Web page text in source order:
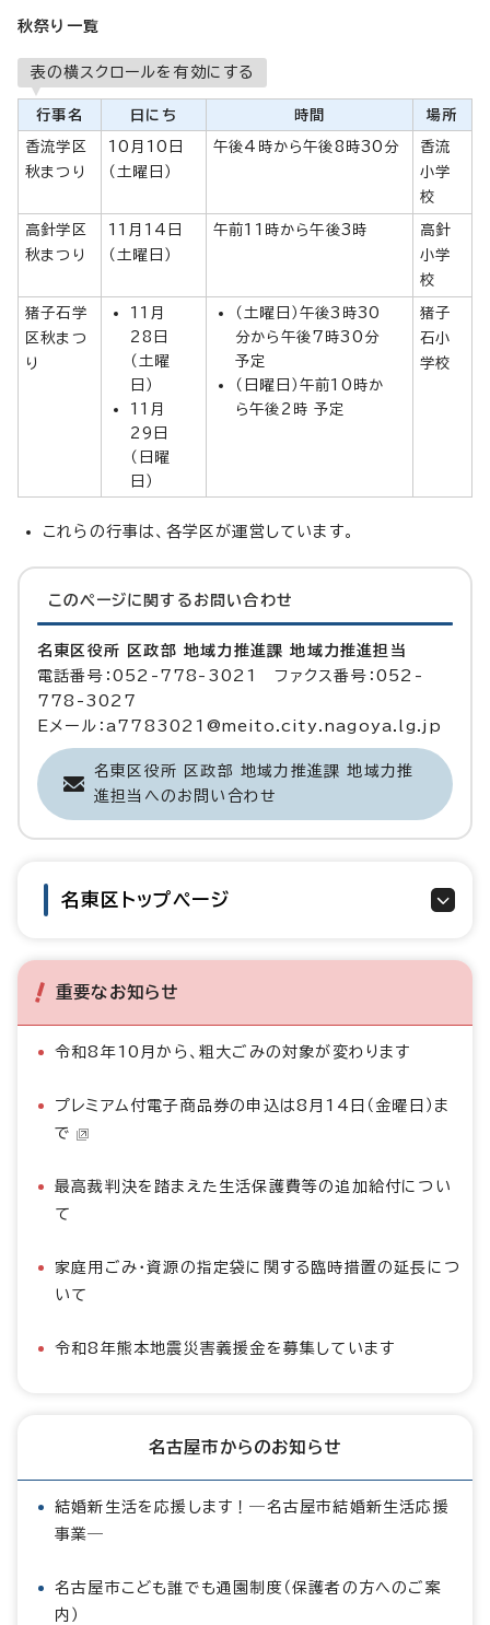
秋祭り一覧
表の横スクロールを有効にする
行事名 日にち 時間 場所
香流学区
秋まつり
10月10日
（土曜日）
午後4時から午後8時30分
香流
小学
校
高針学区
秋まつり
11月14日
（土曜日）
午前11時から午後3時
高針
小学
校
猪子石学
区秋まつ
り
11月
28日
（土曜
日）
11月
29日
（日曜
日）
（土曜日）午後3時30
分から午後7時30分
予定
（日曜日）午前10時か
ら午後2時 予定
猪子
石小
学校
これらの行事は、各学区が運営しています。
このページに関する お問い合わせ
名東区役所 区政部 地域力推進課 地域力推進担当
電話番号：052-778-3021 ファクス番号：052-
778-3027
Eメール：a7783021@meito.city.nagoya.lg.jp
名東区役所 区政部 地域力推進課 地域力推
進担当へのお問い合わせ
名東区トップページ
重要なお知らせ
令和8年10月から、粗大ごみの対象が変わります
プレミアム付電子商品券の申込は8月14日（金曜日）ま
で
最高裁判決を踏まえた生活保護費等の追加給付につい
て
家庭用ごみ・資源の指定袋に関する臨時措置の延長につ
いて
令和8年熊本地震災害義援金を募集しています
名古屋市からのお知らせ
結婚新生活を応援します！―名古屋市結婚新生活応援
事業―
名古屋市こども誰でも通園制度（保護者の方へのご案
内）